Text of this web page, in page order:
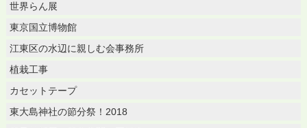
世界らん展
東京国立博物館
江東区の水辺に親しむ会事務所
植栽工事
カセットテープ
東大島神社の節分祭！2018